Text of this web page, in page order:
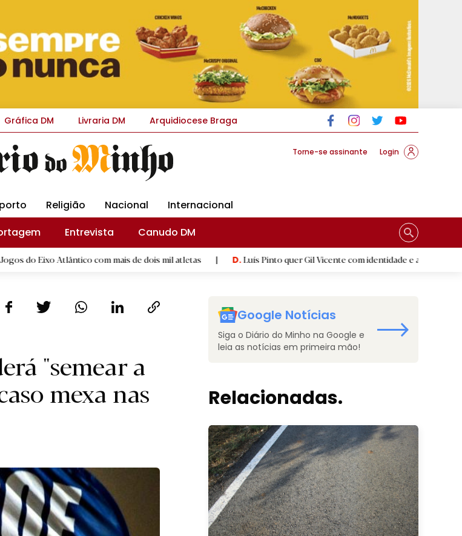
Gráfica DM Livraria DM Arquidiocese Braga
Torne-se assinante Login
Religião Nacional
Internacional
Entrevista
Canudo DM
com mais de dois mil atletas | D.Luís Pinto quer Gil Vicente com identidade e a respeitar 'herança'
"semear a
mexa nas
Google Notícias
Siga o Diário do Minho na Google e
leia as notícias em primeira mão!
Relacionadas.